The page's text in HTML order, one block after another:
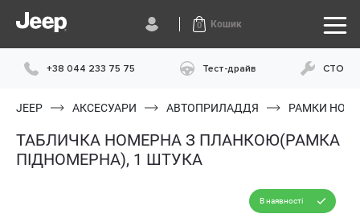
0 Кошик
+38 044 233 75 75 Тест-драйв СТО
JEEP АКСЕСУАРИ АВТОПРИЛАДДЯ РАМКИ
ТАБЛИЧКА НОМЕРНА З ПЛАНКОЮ(РАМКА
ПІДНОМЕРНА), 1 ШТУКА
В наявності